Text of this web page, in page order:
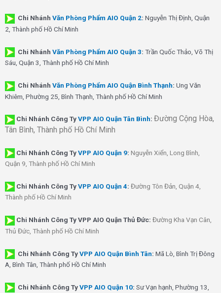
Chi Nhánh Văn Phòng Phẩm AIO Quận 2: Nguyễn Thị Định, Quận
2, Thành phố Hồ Chí Minh
Chi Nhánh Văn Phòng Phẩm AIO Quận 3: Trần Quốc Thảo, Võ Thị
Sáu, Quận 3, Thành phố Hồ Chí Minh
Chi Nhánh Văn Phòng Phẩm AIO Quận Bình Thạnh: Ung Văn
Khiêm, Phường 25, Bình Thạnh, Thành phố Hồ Chí Minh
Chi Nhánh Công TyVPP AIO Quận Tân Bình: Đường Cộng Hòa,
Tân Bình, Thành phố Hồ Chí Minh
Chi Nhánh Công TyVPP AIO Quận 9: Nguyễn Xiển, Long Bình,
Quận 9, Thành phố Hồ Chí Minh
Chi Nhánh Công TyVPP AIO Quận 4: Đường Tôn Đản, Quận 4,
Thành phố Hồ Chí Minh
Chi Nhánh Công Ty VPP AIO Quận Thủ Đức: Đường Kha Vạn Cân,
Thủ Đức, Thành phố Hồ Chí Minh
Chi Nhánh Công TyVPP AIO Quận Bình Tân: Mã Lò, Bình Trị Đông
A, Bình Tân, Thành phố Hồ Chí Minh
Chi Nhánh Công TyVPP AIO Quận 10: Sư Vạn hạnh, Phường 13,